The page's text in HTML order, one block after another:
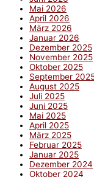
Mai 2026
April 2026
März 2026
Januar 2026
Dezember 2025
November 2025
Oktober 2025
September
August 2025
Juli 2025
Juni 2025
Mai 2025
April 2025
März 2025
Februar 2025
Januar 2025
Dezember 2024
Oktober 2024